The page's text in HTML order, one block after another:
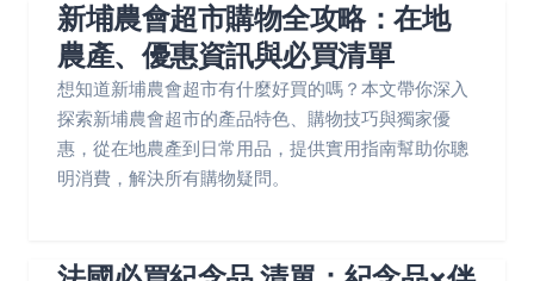
新埔農會超市購物全攻略：在地
農產、優惠資訊與必買清單
想知道新埔農會超市有什麼好買的嗎？本文帶你深入
探索新埔農會超市的產品特色、購物技巧與獨家優
惠，從在地農產到日常用品，提供實用指南幫助你聰
明消費，解決所有購物疑問。